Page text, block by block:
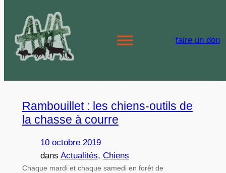
contenu
faire un don
Étiquette :chiens
Rambouillet : les chiens-outils de
la chasse à courre
10 octobre 2019
dans Actualités, Chiens
Chaque mardi et chaque samedi en forêt de